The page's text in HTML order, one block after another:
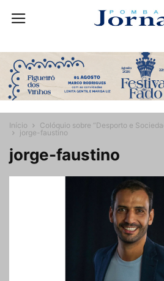
Início
Colóquio sobre “Desporto e
jorge-faustino
jorge-faustino